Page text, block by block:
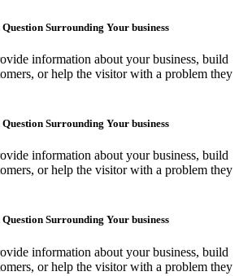
Surrounding Your business
information about your business, build
or help the visitor with a problem they
Surrounding Your business
information about your business, build
or help the visitor with a problem they
Surrounding Your business
information about your business, build
or help the visitor with a problem they